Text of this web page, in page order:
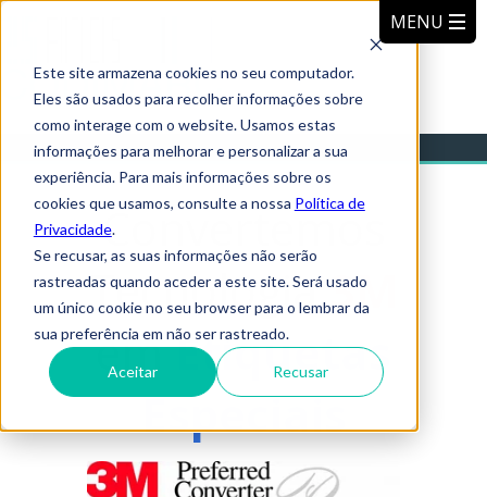
Este site armazena cookies no seu computador.
Eles são usados para recolher informações sobre
como interage com o website. Usamos estas
informações para melhorar e personalizar a sua
experiência. Para mais informações sobre os
cookies que usamos, consulte a nossa Política de
Privacidade.
Se recusar, as suas informações não serão
rastreadas quando aceder a este site. Será usado
um único cookie no seu browser para o lembrar da
sua preferência em não ser rastreado.
Aceitar Recusar
Convertemos
Tecnologia3M
emEtiquetas
Especiais